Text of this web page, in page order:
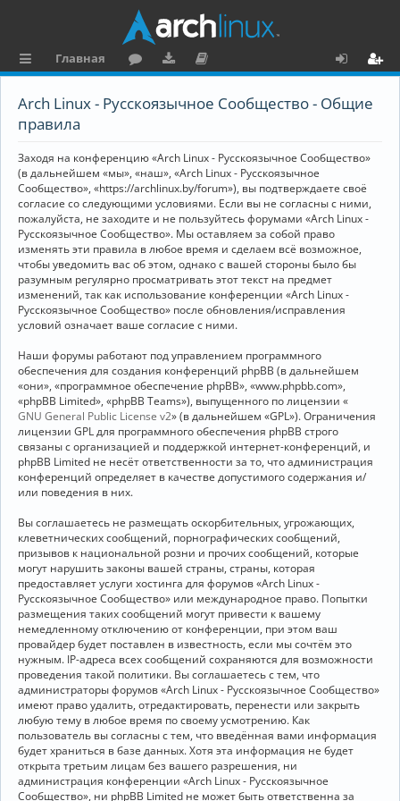
ы
к
и
Главная
ру
ру
и
ку
е
н
та
ц
и
я
о
Arch Linux - Русскоязычное Сообщество - Общие
правила
Заходя на конференцию «Arch Linux - Русскоязычное Сообщество»
(в дальнейшем «мы», «наш», «Arch Linux - Русскоязычное
Сообщество», «https://archlinux.by/forum»), вы подтверждаете своё
согласие со следующими условиями. Если вы не согласны с ними,
пожалуйста, не заходите и не пользуйтесь форумами «Arch Linux -
Русскоязычное Сообщество». Мы оставляем за собой право
изменять эти правила в любое время и сделаем всё возможное,
чтобы уведомить вас об этом, однако с вашей стороны было бы
разумным регулярно просматривать этот текст на предмет
изменений, так как использование конференции «Arch Linux -
Русскоязычное Сообщество» после обновления/исправления
условий означает ваше согласие с ними.
Наши форумы работают под управлением программного
обеспечения для создания конференций phpBB (в дальнейшем
«они», «программное обеспечение phpBB», «www.phpbb.com»,
«phpBB Limited», «phpBB Teams»), выпущенного по лицензии «
GNU General Public License v2» (в дальнейшем «GPL»). Ограничения
лицензии GPL для программного обеспечения phpBB строго
связаны с организацией и поддержкой интернет-конференций, и
phpBB Limited не несёт ответственности за то, что администрация
конференций определяет в качестве допустимого содержания и/
или поведения в них.
Вы соглашаетесь не размещать оскорбительных, угрожающих,
клеветнических сообщений, порнографических сообщений,
призывов к национальной розни и прочих сообщений, которые
могут нарушить законы вашей страны, страны, которая
предоставляет услуги хостинга для форумов «Arch Linux -
Русскоязычное Сообщество» или международное право. Попытки
размещения таких сообщений могут привести к вашему
немедленному отключению от конференции, при этом ваш
провайдер будет поставлен в известность, если мы сочтём это
нужным. IP-адреса всех сообщений сохраняются для возможности
проведения такой политики. Вы соглашаетесь с тем, что
администраторы форумов «Arch Linux - Русскоязычное Сообщество»
имеют право удалить, отредактировать, перенести или закрыть
любую тему в любое время по своему усмотрению. Как
пользователь вы согласны с тем, что введённая вами информация
будет храниться в базе данных. Хотя эта информация не будет
открыта третьим лицам без вашего разрешения, ни
администрация конференции «Arch Linux - Русскоязычное
Сообщество», ни phpBB Limited не может быть ответственна за